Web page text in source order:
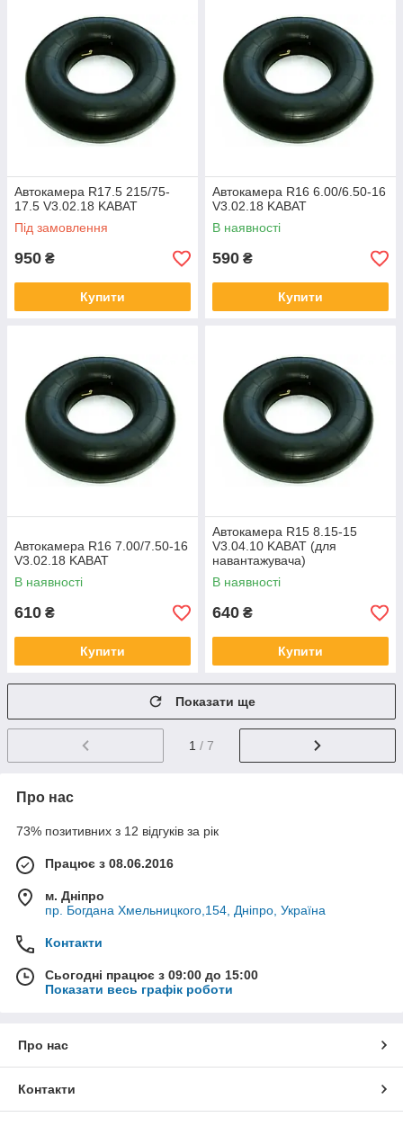
Автокамера R17.5 215/75-
17.5 V3.02.18 KABAT
Під замовлення
950 ₴
Купити
Автокамера R16 6.00/6.50-16
V3.02.18 KABAT
В наявності
590 ₴
Купити
Автокамера R16 7.00/7.50-16
V3.02.18 KABAT
В наявності
610 ₴
Купити
Автокамера R15 8.15-15
V3.04.10 KABAT (для
навантажувача)
В наявності
640 ₴
Купити
Показати ще
1 / 7
Про нас
73% позитивних з 12 відгуків за рік
Працює з 08.06.2016
м. Дніпро
пр. Богдана Хмельницкого,154, Дніпро, Україна
Контакти
Сьогодні працює з 09:00 до 15:00
Показати весь графік роботи
Про нас
Контакти